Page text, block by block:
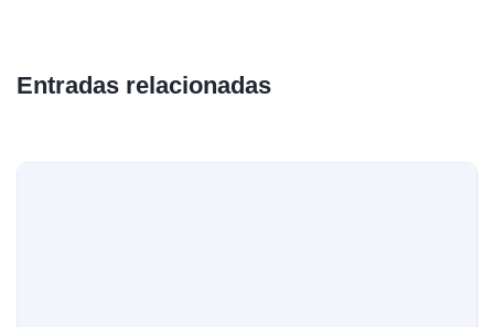
Entradas relacionadas